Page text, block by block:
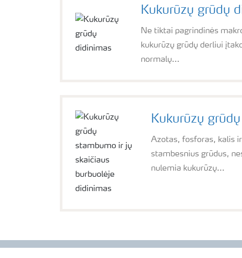
Kukurūzų grūdų
Ne tiktai pagrindinės
kukurūzų grūdų derliui
normalų...
Kukurūzų
Azotas, fosforas, kalis
stambesnius grūdus,
nulemia kukurūzų...